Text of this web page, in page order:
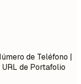
de Teléfono |
de Portafolio